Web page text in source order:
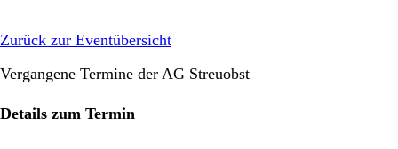
Zurück zur Eventübersicht
Vergangene Termine der AG Streuobst
Details zum Termin